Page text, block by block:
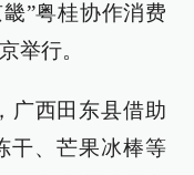
”粤桂协作消费
举行。
广西田东县借助
干、芒果冰棒等